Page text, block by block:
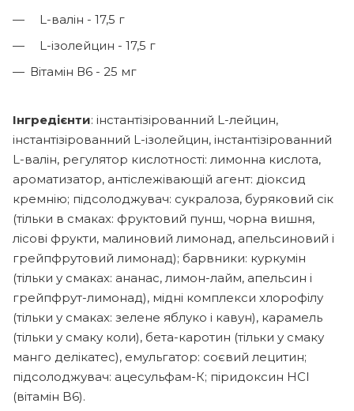
L-валін - 17,5 г
L-ізолейцин - 17,5 г
Вітамін В6 - 25 мг
Інгредієнти: інстантізірованний L-лейцин,
інстантізірованний L-ізолейцин, інстантізірованний
L-валін, регулятор кислотності: лимонна кислота,
ароматизатор, антіслежівающій агент: діоксид
кремнію; підсолоджувач: сукралоза, буряковий сік
(тільки в смаках: фруктовий пунш, чорна вишня,
лісові фрукти, малиновий лимонад, апельсиновий і
грейпфрутовий лимонад); барвники: куркумін
(тільки у смаках: ананас, лимон-лайм, апельсин і
грейпфрут-лимонад), мідні комплекси хлорофілу
(тільки у смаках: зелене яблуко і кавун), карамель
(тільки у смаку коли), бета-каротин (тільки у смаку
манго делікатес), емульгатор: соєвий лецитин;
підсолоджувач: ацесульфам-К; піридоксин HCl
(вітамін B6).